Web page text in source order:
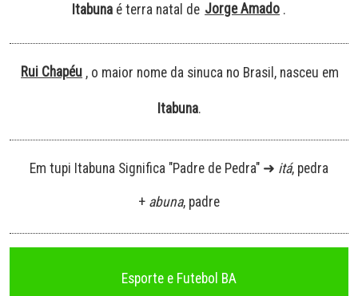
Itabuna é terra natal de Jorge Amado .
Rui Chapéu , o maior nome da sinuca no Brasil, nasceu em
Itabuna.
Em tupi Itabuna Significa "Padre de Pedra" ➜ itá, pedra
+ abuna, padre
Esporte e Futebol BA